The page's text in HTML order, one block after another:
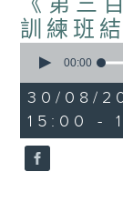
訓練班
seconds
49
minutes,
25
seconds
00:00
30/08/
15:00 -